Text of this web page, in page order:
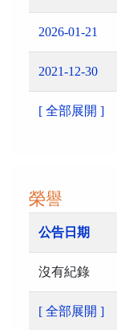
2026-01-21
2021-12-30
[ 全部展開 ]
榮譽
公告日期
沒有紀錄
[ 全部展開 ]